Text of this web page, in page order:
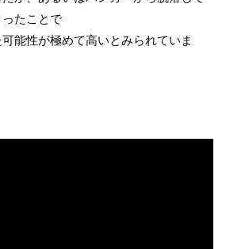
たことで
能性が極めて高いとみられていま